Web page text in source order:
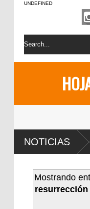
UNDEFINED
NOTICIAS
Mostrando
resurrección